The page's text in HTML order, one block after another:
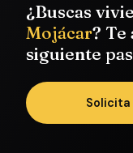
¿Buscas
Mojácar? Te
siguiente